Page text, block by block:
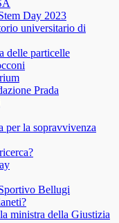
Day 2023
universitario di
delle particelle
Prada
per la sopravvivenza
Bellugi
ministra della Giustizia